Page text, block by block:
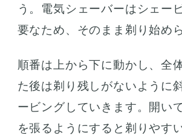
う。電気シェーバーはシェー
要なため、そのまま剃り始め
順番は上から下に動かし、全
た後は剃り残しがないように
ービングしていきます。開い
を張るようにすると剃りやす